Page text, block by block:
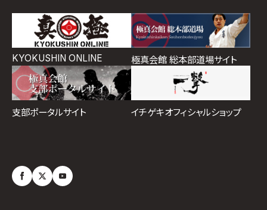
KYOKUSHIN ONLINE 極真会館 総本部道場サイト
支部ポータルサイト イチゲキオフィシャルショップ